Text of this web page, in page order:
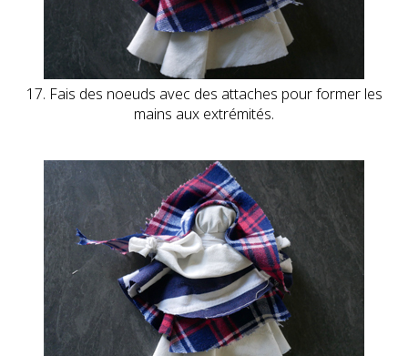
17. Fais des noeuds avec des attaches pour former les
mains aux extrémités.